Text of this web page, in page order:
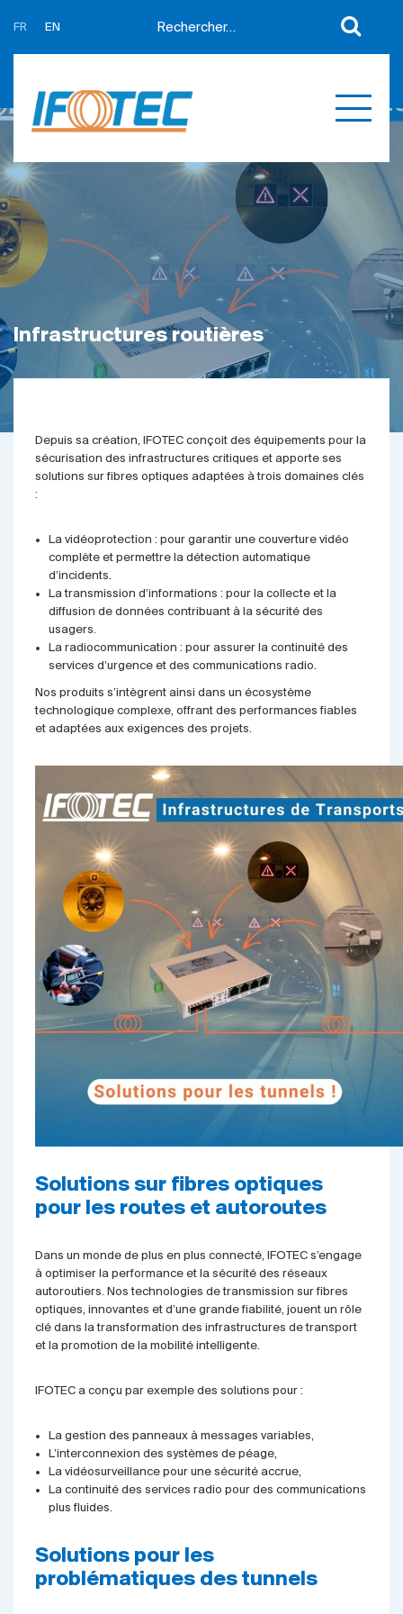
FR EN
Actualités
Support
Contact
Mes devis
Expertises
Développement sur mesure
Produits
Références
Infrastructures routières
Depuis sa création, IFOTEC conçoit des équipements pour la
sécurisation des infrastructures critiques et apporte ses
solutions sur fibres optiques adaptées à trois domaines clés
:
La vidéoprotection : pour garantir une couverture vidéo
complète et permettre la détection automatique
d’incidents.
La transmission d’informations : pour la collecte et la
diffusion de données contribuant à la sécurité des
usagers.
La radiocommunication : pour assurer la continuité des
services d’urgence et des communications radio.
Nos produits s’intègrent ainsi dans un écosystème
technologique complexe, offrant des performances fiables
et adaptées aux exigences des projets.
Solutions sur fibres optiques
pour les routes et autoroutes
Dans un monde de plus en plus connecté, IFOTEC s’engage
à optimiser la performance et la sécurité des réseaux
autoroutiers. Nos technologies de transmission sur fibres
optiques, innovantes et d’une grande fiabilité, jouent un rôle
clé dans la transformation des infrastructures de transport
et la promotion de la mobilité intelligente.
IFOTEC a conçu par exemple des solutions pour :
La gestion des panneaux à messages variables,
L’interconnexion des systèmes de péage,
La vidéosurveillance pour une sécurité accrue,
La continuité des services radio pour des communications
plus fluides.
Solutions pour les
problématiques des tunnels